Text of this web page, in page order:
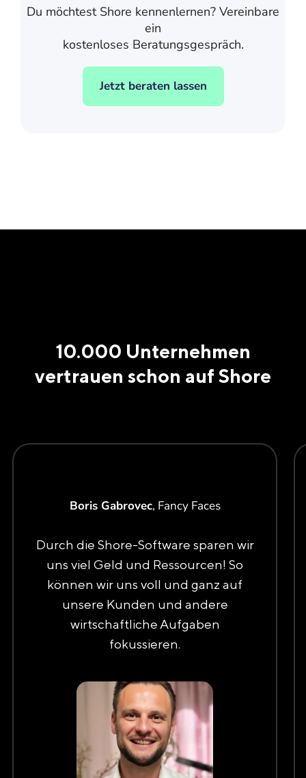
Du möchtest Shore kennenlernen? Vereinbare
ein
kostenloses Beratungsgespräch.
Jetzt beraten lassen
10.000 Unternehmen
vertrauen schon auf Shore
Boris Gabrovec, Fancy Faces
Durch die Shore-Software sparen wir
uns viel Geld und Ressourcen! So
können wir uns voll und ganz auf
unsere Kunden und andere
wirtschaftliche Aufgaben
fokussieren.